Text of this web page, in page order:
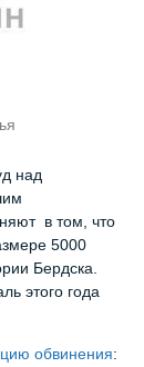
над
в том, что
5000
Бердска.
этого года
обвинения: